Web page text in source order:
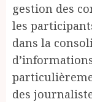
gestion des
les
dans la
des